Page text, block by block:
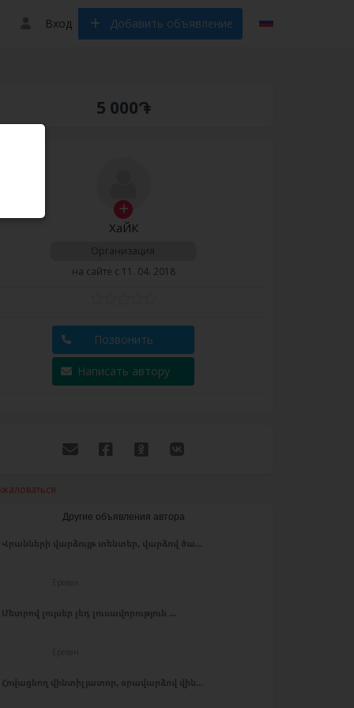
Вход Добавить объявление
5 000֏
ХаЙК
Организация
на сайте с 11. 04. 2018
Позвонить
Написать автору
Другие объявления автора
Վրանների վարձույթ տենտեր, վարձով ծա...
Մետրով լույսեր լեդ լուսավորություն ...
Հովացնող վինտիլյատոր, օրավարձով վին...